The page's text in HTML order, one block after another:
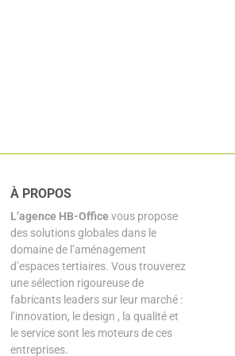
À PROPOS
L’agence HB-Office vous propose
des solutions globales dans le
domaine de l’aménagement
d’espaces tertiaires. Vous trouverez
une sélection rigoureuse de
fabricants leaders sur leur marché :
l’innovation, le design , la qualité et
le service sont les moteurs de ces
entreprises.